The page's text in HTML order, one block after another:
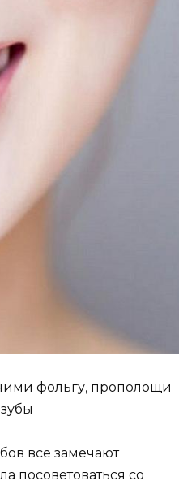
фольгу, прополощи
все замечают
посоветоваться со